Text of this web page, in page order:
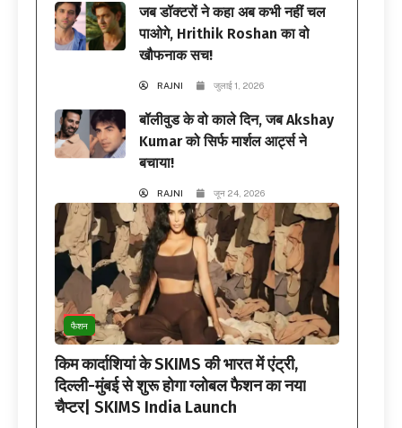
जब डॉक्टरों ने कहा अब कभी नहीं चल
पाओगे, Hrithik Roshan का वो
खौफनाक सच!
RAJNI जुलाई 1, 2026
बॉलीवुड के वो काले दिन, जब Akshay
Kumar को सिर्फ मार्शल आर्ट्स ने
बचाया!
RAJNI जून 24, 2026
फैशन
किम कार्दाशियां के SKIMS की भारत में एंट्री,
दिल्ली-मुंबई से शुरू होगा ग्लोबल फैशन का नया
चैप्टर| SKIMS India Launch